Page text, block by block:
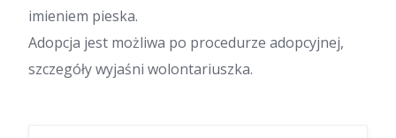
imieniem pieska.
Adopcja jest możliwa po procedurze adopcyjnej,
szczegóły wyjaśni wolontariuszka.